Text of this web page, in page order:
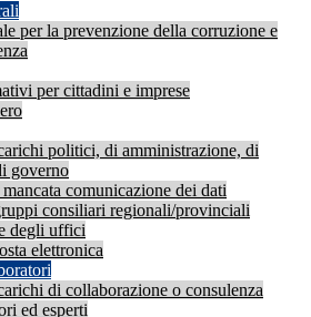
per la prevenzione della corruzione e
per cittadini e imprese
politici, di amministrazione, di
governo
comunicazione dei dati
consiliari regionali/provinciali
degli uffici
elettronica
di collaborazione o consulenza
ed esperti